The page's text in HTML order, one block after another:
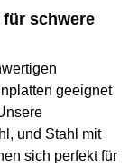
für schwere
geeignet
und Stahl mit
sich perfekt für